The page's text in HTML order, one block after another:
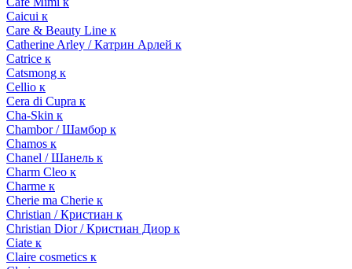
Caicui к
Care & Beauty Line к
Catherine Arley / Катрин Арлей к
Catrice к
Catsmong к
Cellio к
Cera di Cupra к
Cha-Skin к
Chambor / Шамбор к
Chamos к
Chanel / Шанель к
Charm Cleo к
Charme к
Cherie ma Cherie к
Christian / Кристиан к
Christian Dior / Кристиан Диор к
Ciate к
Claire cosmetics к